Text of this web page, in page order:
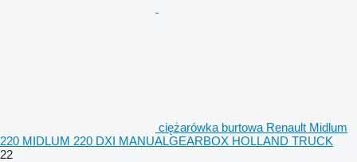
ciężarówka burtowa Renault Midlum
220 MIDLUM 220 DXI MANUALGEARBOX HOLLAND TRUCK
22